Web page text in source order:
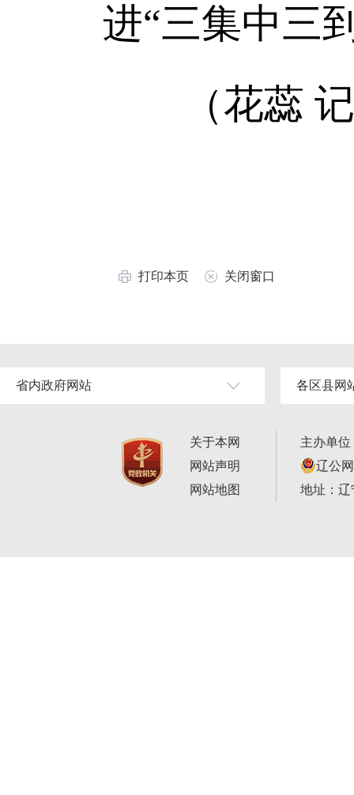
进“三集中三
（花蕊 记
打印本页 关闭窗口
省内政府网站 各区县网
关于本网
网站声明
网站地图
主办单
辽公
地址：辽